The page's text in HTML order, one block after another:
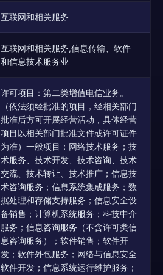
互联网和相关服务
互联网和相关服务,信息传输、软件
和信息技术服务业
许可项目：第二类增值电信业务。
（依法须经批准的项目，经相关部门
批准后方可开展经营活动，具体经营
项目以相关部门批准文件或许可证件
为准）一般项目：网络技术服务；技
术服务、技术开发、技术咨询、技术
交流、技术转让、技术推广；信息技
术咨询服务；信息系统集成服务；数
据处理和存储支持服务；信息安全设
备销售；计算机系统服务；科技中介
服务；信息咨询服务（不含许可类信
息咨询服务）；软件销售；软件开
发；软件外包服务；网络与信息安全
软件开发；信息系统运行维护服务；